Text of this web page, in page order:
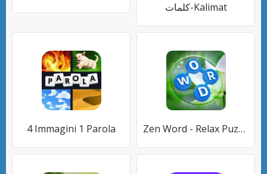
كلمات-Kalimat
4 Immagini 1 Parola Zen Word - Relax Puzzle Game